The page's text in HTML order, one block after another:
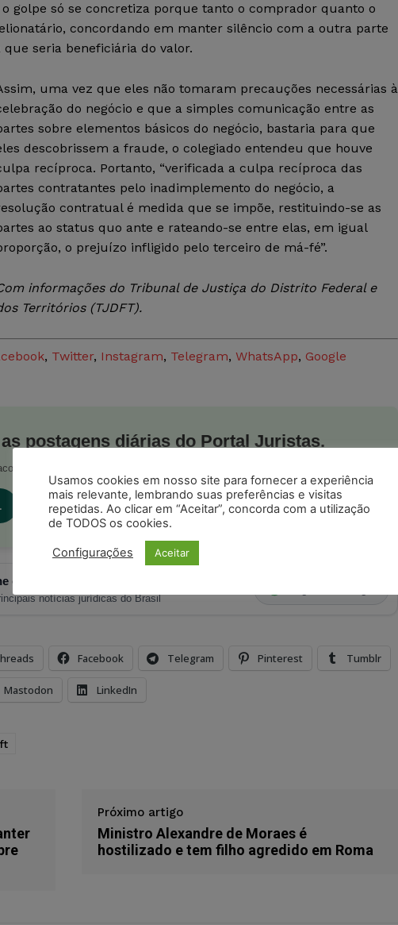
golpe só se concretiza porque tanto o comprador quanto o
concordando em manter silêncio com a outra parte
seria beneficiária do valor.
uma vez que eles não tomaram precauções necessárias à
do negócio e que a simples comunicação entre as
sobre elementos básicos do negócio, bastaria para que
descobrissem a fraude, o colegiado entendeu que houve
recíproca. Portanto, “verificada a culpa recíproca das
contratantes pelo inadimplemento do negócio, a
contratual é medida que se impõe, restituindo-se as
ao status quo ante e rateando-se entre elas, em igual
o prejuízo infligido pelo terceiro de má-fé”.
informações do Tribunal de Justiça do Distrito Federal e
Territórios (TJDFT).
, Twitter, Instagram, Telegram, WhatsApp, Google
postagens diárias do Portal Juristas.
com os
o Juristas no Google News
notícias jurídicas do Brasil
Facebook Telegram Pinterest Tumblr
Mastodon LinkedIn
Próximo artigo
Ministro Alexandre de Moraes é
hostilizado e tem filho agredido em Roma
Usamos cookies em nosso site para fornecer a experiência
mais relevante, lembrando suas preferências e visitas
repetidas. Ao clicar em “Aceitar”, concorda com a utilização
de TODOS os cookies.
Configurações Aceitar